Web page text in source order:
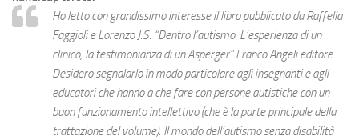
Ho letto con grandissimo interesse il libro pubblicato da Raffella
Faggioli e Lorenzo J.S. “Dentro l’autismo. L’esperienza di un
clinico, la testimonianza di un Asperger” Franco Angeli editore.
Desidero segnalarlo in modo particolare agli insegnanti e agli
educatori che hanno a che fare con persone autistiche con un
buon funzionamento intellettivo (che è la parte principale della
trattazione del volume). Il mondo dell’autismo senza disabilità